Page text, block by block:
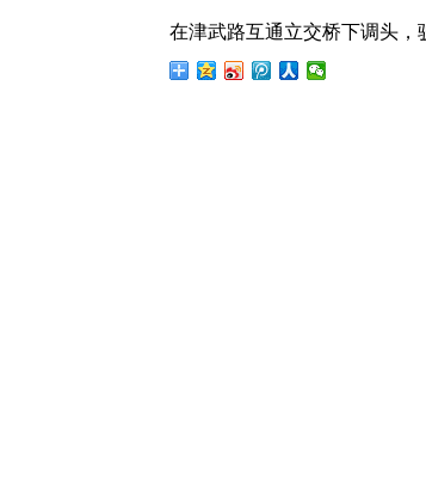
在津武路互通立交桥下调头，